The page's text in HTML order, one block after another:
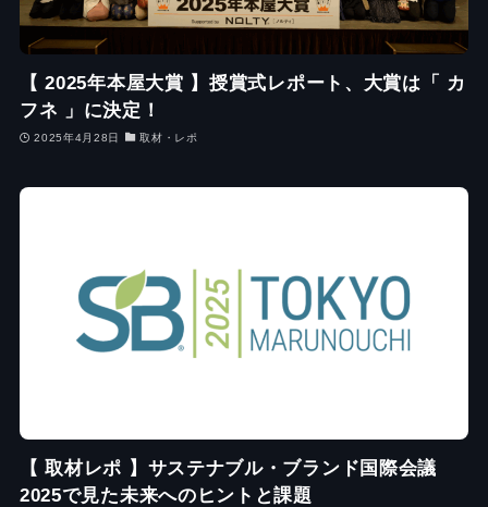
【 2025年本屋大賞 】授賞式レポート、大賞は「 カ
フネ 」に決定！
2025年4月28日 取材・レポ
【 取材レポ 】サステナブル・ブランド国際会議
2025で見た未来へのヒントと課題